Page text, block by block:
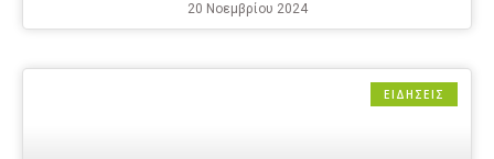
20 Νοεμβρίου 2024
ΕΙΔΗΣΕΙΣ